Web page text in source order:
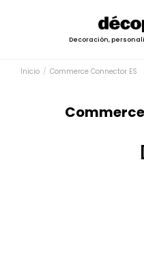
Decoración,
Inicio Commerce Connector ES